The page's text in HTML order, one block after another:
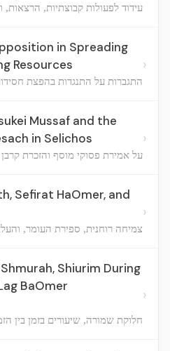
עידוד לפעולות קבוצתיות, הרצאות,
in Spreading
Resources
התגברות על התנגדות בהפצת
›
Mussaf and the
in Selichos
על אמירת פסוקי מוסף והזכרת
›
Sefirat HaOmer, and
צמיחה רוחנית, ספירת העומר,
›
Shiurim During
BaOmer
חלוקת שמורה, שיעורים בזמן בין
›